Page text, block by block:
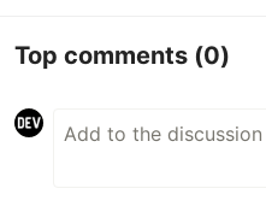
Top comments (0)